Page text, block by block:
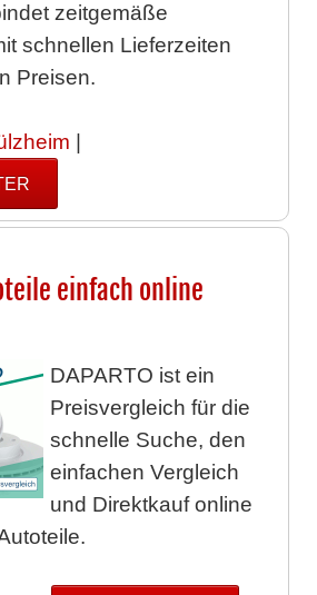
zeitgemäße
schnellen Lieferzeiten
Preisen.
einfach online
DAPARTO ist ein
Preisvergleich für die
schnelle Suche, den
einfachen Vergleich
und Direktkauf online